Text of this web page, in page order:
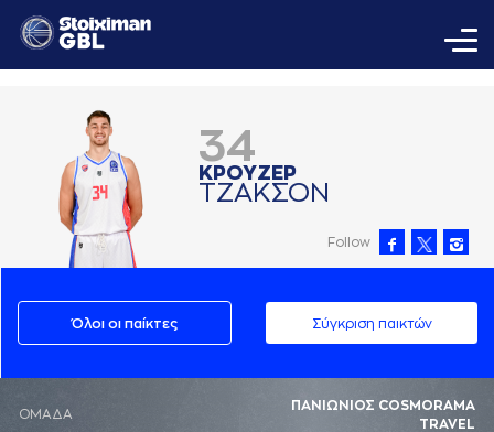
34
ΚΡΟΥΖΕΡ
ΤΖAΚΣΟΝ
Follow
Όλοι οι παίκτες Σύγκριση παικτών
ΟΜΑΔΑ
ΠΑΝΙΩΝΙΟΣ COSMORAMA
TRAVEL